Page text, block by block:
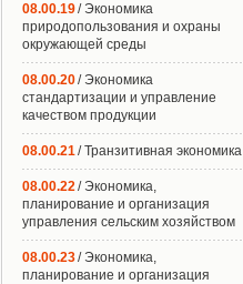
08.00.19/ Экономика
природопользования и охраны
окружающей среды
08.00.20/ Экономика
стандартизации и управление
качеством продукции
08.00.21/ Транзитивная экономика
08.00.22/ Экономика,
планирование и организация
управления сельским хозяйством
08.00.23/ Экономика,
планирование и организация